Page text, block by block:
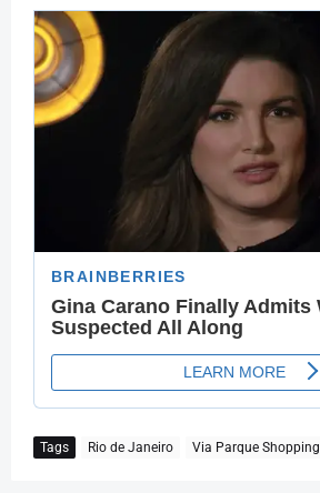
Tags Rio de Janeiro Via Parque Shopping